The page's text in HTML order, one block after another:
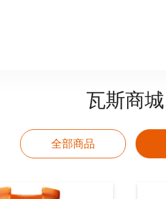
瓦斯商城
全部商品